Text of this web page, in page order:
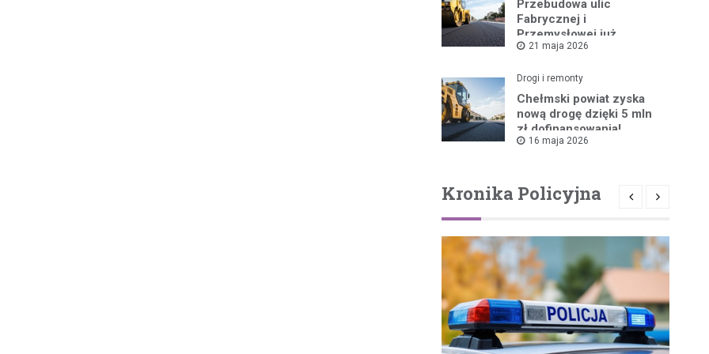
Przebudowa ulic
Fabrycznej i
Przemysłowej już
ruszyła!
21 maja 2026
Drogi i remonty
Chełmski powiat zyska
nową drogę dzięki 5 mln
zł dofinansowania!
16 maja 2026
Kronika Policyjna